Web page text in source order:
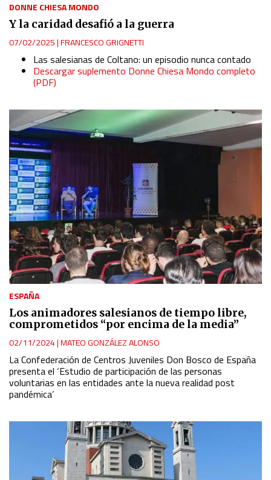
DONNE CHIESA MONDO
Y la caridad desafió a la guerra
07/02/2025|FRANCESCO GRIGNETTI
Las salesianas de Coltano: un episodio nunca contado
Descargar suplemento Donne Chiesa Mondo completo
(PDF)
ESPAÑA
Los animadores salesianos de tiempo libre,
comprometidos “por encima de la media”
02/11/2024|MATEO GONZÁLEZ ALONSO
La Confederación de Centros Juveniles Don Bosco de España
presenta el ‘Estudio de participación de las personas
voluntarias en las entidades ante la nueva realidad post
pandémica’